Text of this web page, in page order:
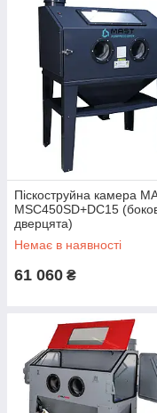
Піскоструйна камера
MSC450SD+DC15
дверцята)
Немає в наявності
61 060 ₴